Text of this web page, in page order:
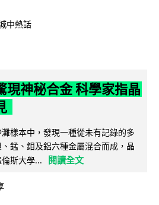
中熱話
現神秘合金 科學家指晶
樣本中，發現一種從未有記錄的多
錳、鉬及鋁六種金屬混合而成，晶
斯大學...
閱讀全文